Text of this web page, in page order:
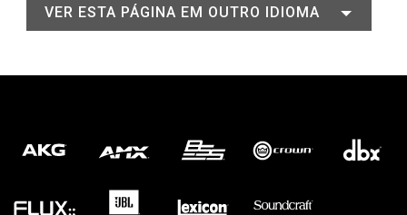
VER ESTA PÁGINA EM OUTRO IDIOMA